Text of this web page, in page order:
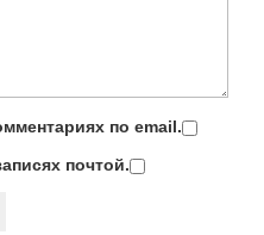
по email.
почтой.